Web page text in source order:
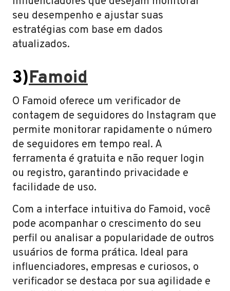
seu desempenho e ajustar suas
estratégias com base em dados
atualizados.
3)Famoid
O Famoid oferece um verificador de
contagem de seguidores do Instagram que
permite monitorar rapidamente o número
de seguidores em tempo real. A
ferramenta é gratuita e não requer login
ou registro, garantindo privacidade e
facilidade de uso.
Com a interface intuitiva do Famoid, você
pode acompanhar o crescimento do seu
perfil ou analisar a popularidade de outros
usuários de forma prática. Ideal para
influenciadores, empresas e curiosos, o
verificador se destaca por sua agilidade e